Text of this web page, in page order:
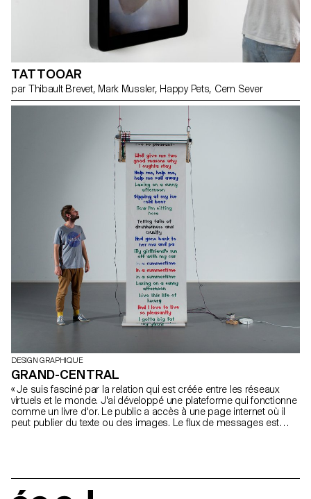
TATTOOAR
par Thibault Brevet, Mark Mussler, Happy Pets, Cem Sever
DESIGN GRAPHIQUE
GRAND-CENTRAL
« Je suis fasciné par la relation qui est créée entre les réseaux
virtuels et le monde. J'ai développé une plateforme qui fonctionne
comme un livre d'or. Le public a accès à une page internet où il
peut publier du texte ou des images. Le flux de messages est
garder un certain contrôle sur notre environnement de travail, c'est
pourquoi j'essaie d'adapter mes propres outils pour chaque